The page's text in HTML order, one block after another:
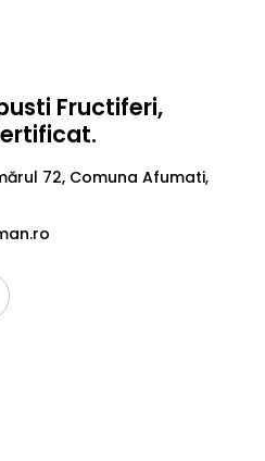
Fructiferi,
72, Comuna Afumati,